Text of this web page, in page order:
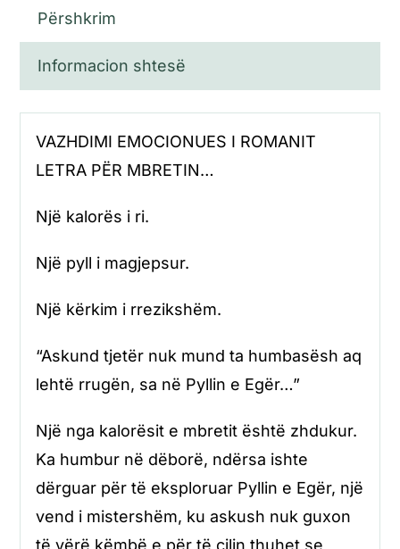
Përshkrim
Informacion shtesë
VAZHDIMI EMOCIONUES I ROMANIT
LETRA PËR MBRETIN…
Një kalorës i ri.
Një pyll i magjepsur.
Një kërkim i rrezikshëm.
“Askund tjetër nuk mund ta humbasësh aq
lehtë rrugën, sa në Pyllin e Egër…”
Një nga kalorësit e mbretit është zhdukur.
Ka humbur në dëborë, ndërsa ishte
dërguar për të eksploruar Pyllin e Egër, një
vend i mistershëm, ku askush nuk guxon
të vërë këmbë e për të cilin thuhet se